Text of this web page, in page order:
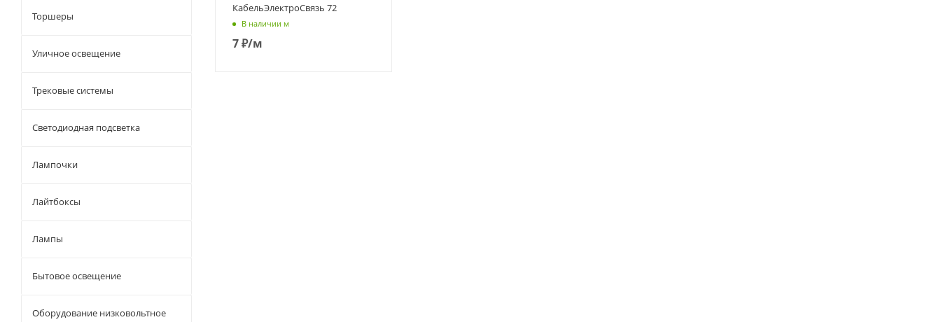
КабельЭлектроСвязь 72
В наличии м
7₽/м
Торшеры
Уличное освещение
Трековые системы
Светодиодная подсветка
Лампочки
Лайтбоксы
Лампы
Бытовое освещение
Оборудование низковольтное